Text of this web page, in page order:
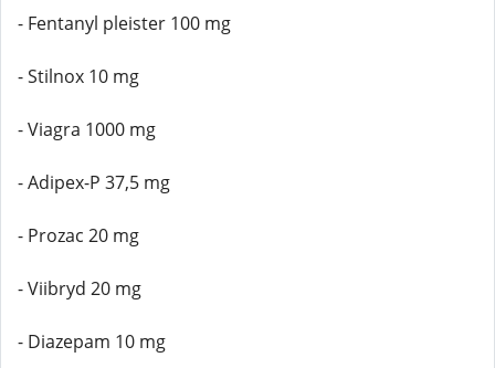
- Fentanyl pleister 100 mg
- Stilnox 10 mg
- Viagra 1000 mg
- Adipex-P 37,5 mg
- Prozac 20 mg
- Viibryd 20 mg
- Diazepam 10 mg